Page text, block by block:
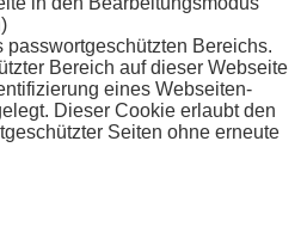
Bereichs.
Bereich auf dieser Webseite
eines Webseiten-
Dieser Cookie erlaubt den
Seiten ohne erneute